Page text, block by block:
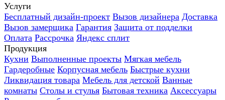
Услуги
Бесплатный дизайн-проект Вызов дизайнера Доставка
Вызов замерщика Гарантия Защита от подделки
Оплата Рассрочка Яндекс сплит
Продукция
Кухни Выполненные проекты Мягкая мебель
Гардеробные Корпусная мебель Быстрые кухни
Ликвидация товара Мебель для детской Ванные
комнаты Столы и стулья Бытовая техника Аксессуары